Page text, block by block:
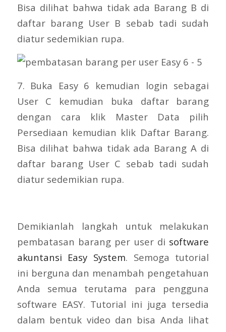
Bisa dilihat bahwa tidak ada Barang B di
daftar barang User B sebab tadi sudah
diatur sedemikian rupa.
7. Buka Easy 6 kemudian login sebagai
User C kemudian buka daftar barang
dengan cara klik Master Data pilih
Persediaan kemudian klik Daftar Barang.
Bisa dilihat bahwa tidak ada Barang A di
daftar barang User C sebab tadi sudah
diatur sedemikian rupa.
Demikianlah langkah untuk melakukan
pembatasan barang per user di software
akuntansi Easy System. Semoga tutorial
ini berguna dan menambah pengetahuan
Anda semua terutama para pengguna
software EASY. Tutorial ini juga tersedia
dalam bentuk video dan bisa Anda lihat